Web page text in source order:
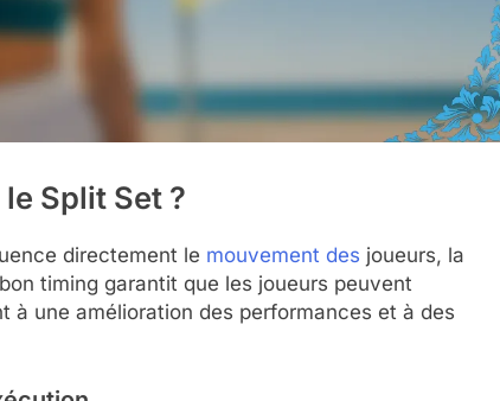
Split Set ?
directement le mouvement des joueurs, la
timing garantit que les joueurs peuvent
une amélioration des performances et à des